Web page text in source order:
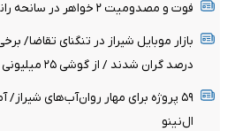
فوت و مصدومیت ۲ خواهر در سانحه رانندگی آزادراه قزوین-رشت
درصد گران شدند / از گوشی ۲۵ میلیونی تا پرچمدار ۵۰۰ میلیونی
۵۹ پروژه برای مهار روان‌آب‌های
ال‌نینو